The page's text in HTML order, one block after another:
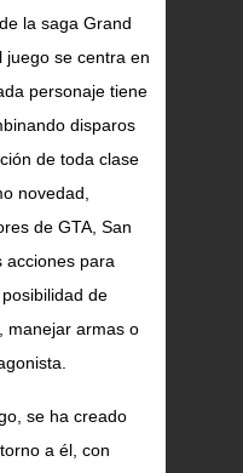
la saga Grand
juego se centra en
personaje tiene
disparos
de toda clase
novedad,
de GTA, San
acciones para
de
manejar armas o
se ha creado
a él, con